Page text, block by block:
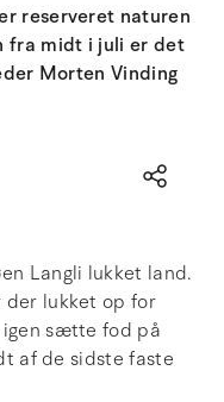
reserveret naturen
fra midt i juli er det
Morten Vinding
Langli lukket land.
lukket op for
igen sætte fod på
af de sidste faste